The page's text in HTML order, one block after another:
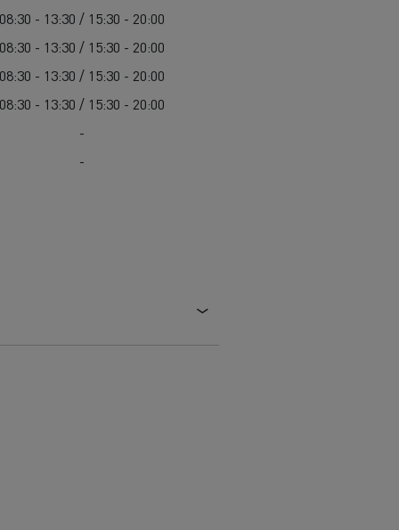
Configurador 3D
08:30 - 13:30 / 15:30 - 20:00
08:30 - 13:30 / 15:30 - 20:00
08:30 - 13:30 / 15:30 - 20:00
08:30 - 13:30 / 15:30 - 20:00
-
-